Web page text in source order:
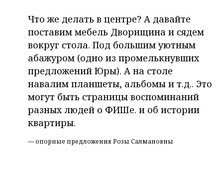
Что же делать в центре? А давайте
поставим мебель Дворищина и сядем
вокруг стола. Под большим уютным
абажуром (одно из промелькнувших
предложений Юры). А на столе
навалим планшеты, альбомы и т.д.. Это
могут быть страницы воспоминаний
разных людей о ФИШе. и об истории
квартиры.
— опорные предложения Розы Салмановны